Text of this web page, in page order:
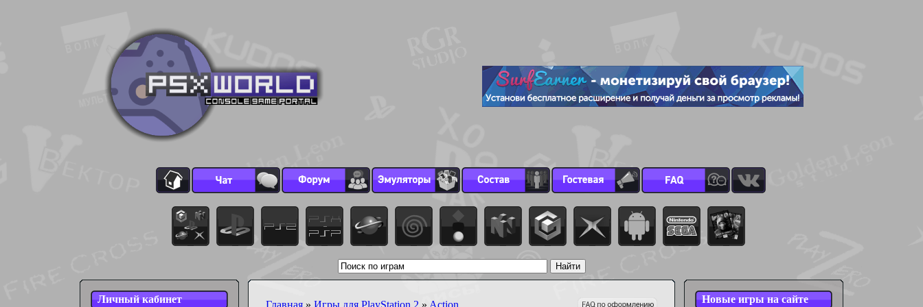
Личный кабинет Главная » Игры для PlayStation 2 » Action Новые игры на сайте